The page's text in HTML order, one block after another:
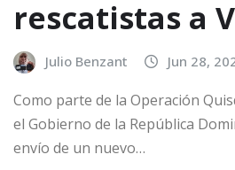
rescatistas a
Julio Benzant Jun 28,
Como parte de la Operación
el Gobierno de la República
envío de un nuevo…